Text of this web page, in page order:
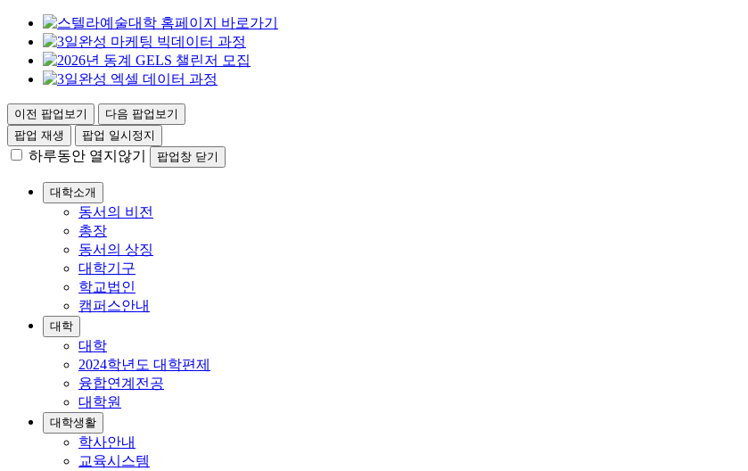
이전 팝업보기
다음 팝업보기
팝업 재생
팝업 일시정지
하루동안 열지않기 팝업창 닫기
대학소개
동서의 비전
총장
동서의 상징
대학기구
학교법인
캠퍼스안내
대학
대학
2024학년도 대학편제
융합연계전공
대학원
대학생활
학사안내
교육시스템